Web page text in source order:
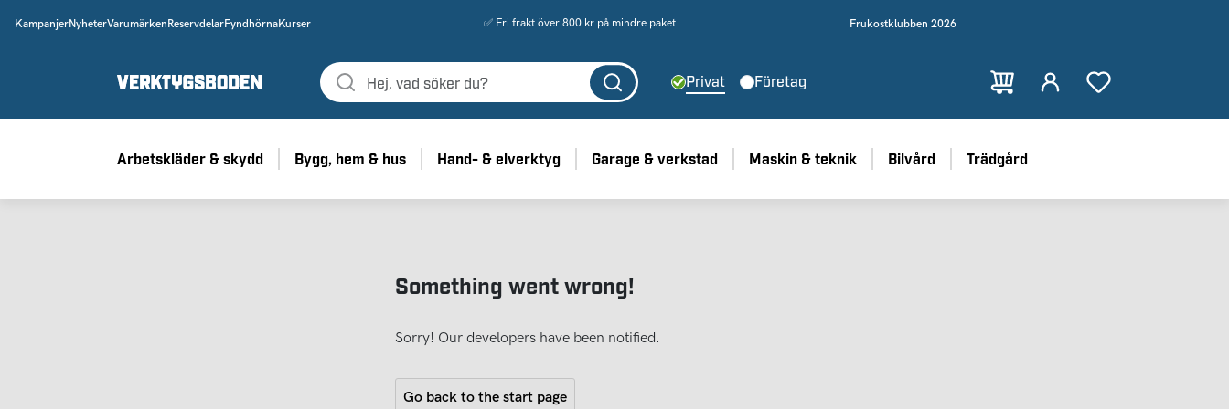
KampanjerNyheterVarumärken ReservdelarFyndhörnaKurser ✅ Fri frakt över 800 kr på mindre paket Frukostklubben 2026
Privat Företag
Arbetskläder & skydd Bygg, hem & hus Hand- & elverktyg Garage & verkstad Maskin & teknik Bilvård Trädgård
Something went wrong!
Sorry! Our developers have been notified.
Go back to the start page